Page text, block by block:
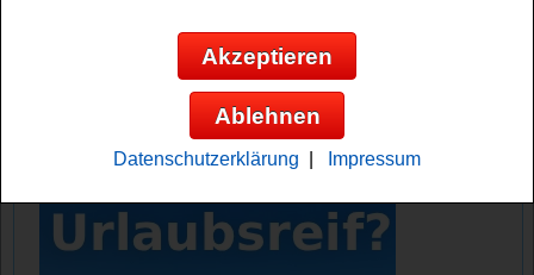
Urlaub in Kärnten
Anzeige:
Akzeptieren
Ablehnen
Datenschutzerklärung Impressum